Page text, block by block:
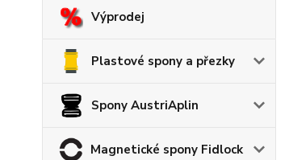
Výprodej
Plastové spony a přezky
Spony AustriAplin
Magnetické spony Fidlock